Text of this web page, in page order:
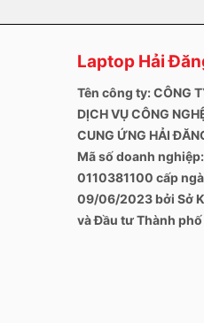
Laptop Hải
Tên công ty: CÔNG
DỊCH VỤ CÔNG
CUNG ỨNG HẢI
Mã số doanh
0110381100 cấp
09/06/2023 bởi Sở
và Đầu tư Thành phố